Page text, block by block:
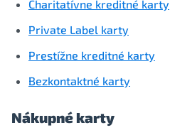
Charitatívne kreditné karty
Private Label karty
Prestížne kreditné karty
Bezkontaktné karty
Nákupné karty